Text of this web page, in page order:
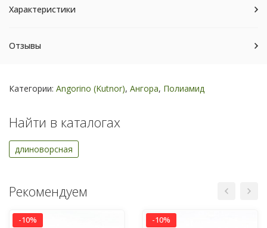
Характеристики
Отзывы
Категории: Angorino (Kutnor), Ангора, Полиамид
Найти в каталогах
длиноворсная
Рекомендуем
-10% -10%